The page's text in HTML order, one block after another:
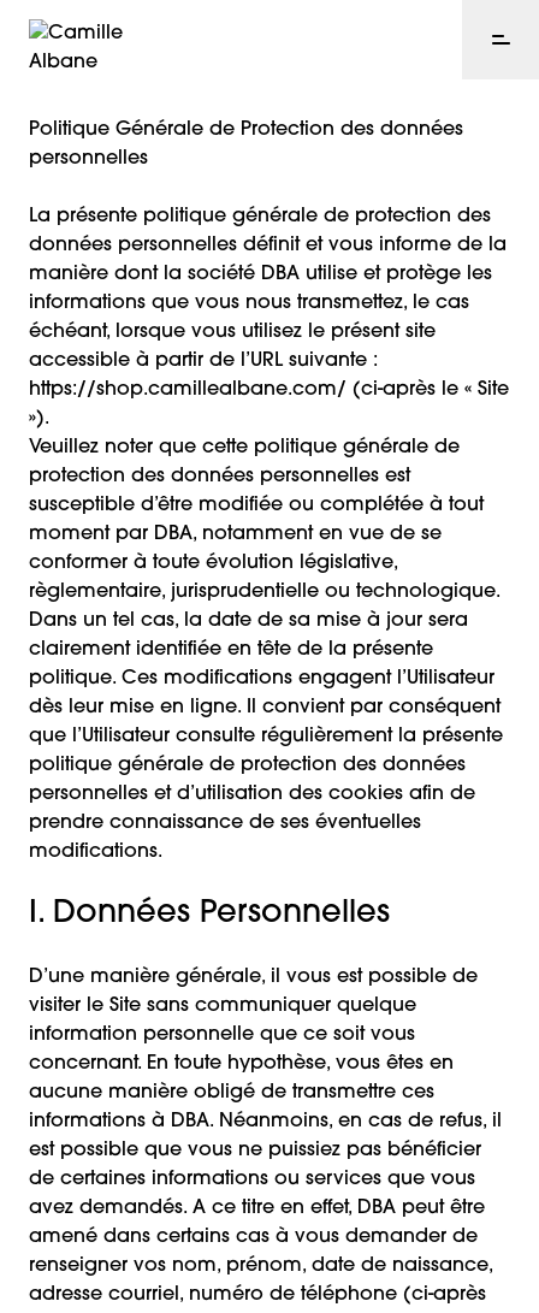
Politique Générale de Protection des données
personnelles
La présente politique générale de protection des
données personnelles définit et vous informe de la
manière dont la société DBA utilise et protège les
informations que vous nous transmettez, le cas
échéant, lorsque vous utilisez le présent site
accessible à partir de l’URL suivante :
https://shop.camillealbane.com/ (ci-après le « Site
»).
Veuillez noter que cette politique générale de
protection des données personnelles est
susceptible d’être modifiée ou complétée à tout
moment par DBA, notamment en vue de se
conformer à toute évolution législative,
règlementaire, jurisprudentielle ou technologique.
Dans un tel cas, la date de sa mise à jour sera
clairement identifiée en tête de la présente
politique. Ces modifications engagent l’Utilisateur
dès leur mise en ligne. Il convient par conséquent
que l’Utilisateur consulte régulièrement la présente
politique générale de protection des données
personnelles et d’utilisation des cookies afin de
prendre connaissance de ses éventuelles
modifications.
I. Données Personnelles
D’une manière générale, il vous est possible de
visiter le Site sans communiquer quelque
information personnelle que ce soit vous
concernant. En toute hypothèse, vous êtes en
aucune manière obligé de transmettre ces
informations à DBA. Néanmoins, en cas de refus, il
est possible que vous ne puissiez pas bénéficier
de certaines informations ou services que vous
avez demandés. A ce titre en effet, DBA peut être
amené dans certains cas à vous demander de
renseigner vos nom, prénom, date de naissance,
adresse courriel, numéro de téléphone (ci-après